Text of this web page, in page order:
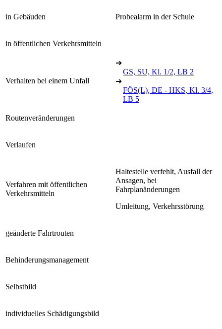
in Gebäuden Probealarm in der Schule
in öffentlichen Verkehrsmitteln
Verhalten bei einem Unfall
➔
GS, SU, Kl. 1/2, LB 2
➔
FÖS(L), DE - HKS, Kl. 3/4,
LB 5
Routenveränderungen
Verlaufen
Verfahren mit öffentlichen
Verkehrsmitteln
Haltestelle verfehlt, Ausfall der
Ansagen, bei
Fahrplanänderungen
Umleitung, Verkehrsstörung
geänderte Fahrtrouten
Behinderungsmanagement
Selbstbild
individuelles Schädigungsbild